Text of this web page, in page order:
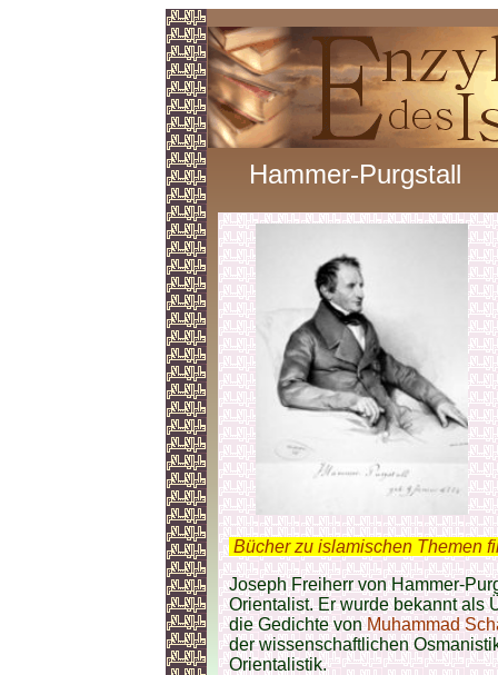
Hammer-Purgstall
Bücher zu islamischen Themen
Joseph Freiherr von Hammer-
Orientalist. Er wurde bekannt als
die Gedichte vonMuhammad
der wissenschaftlichen
Orientalistik.